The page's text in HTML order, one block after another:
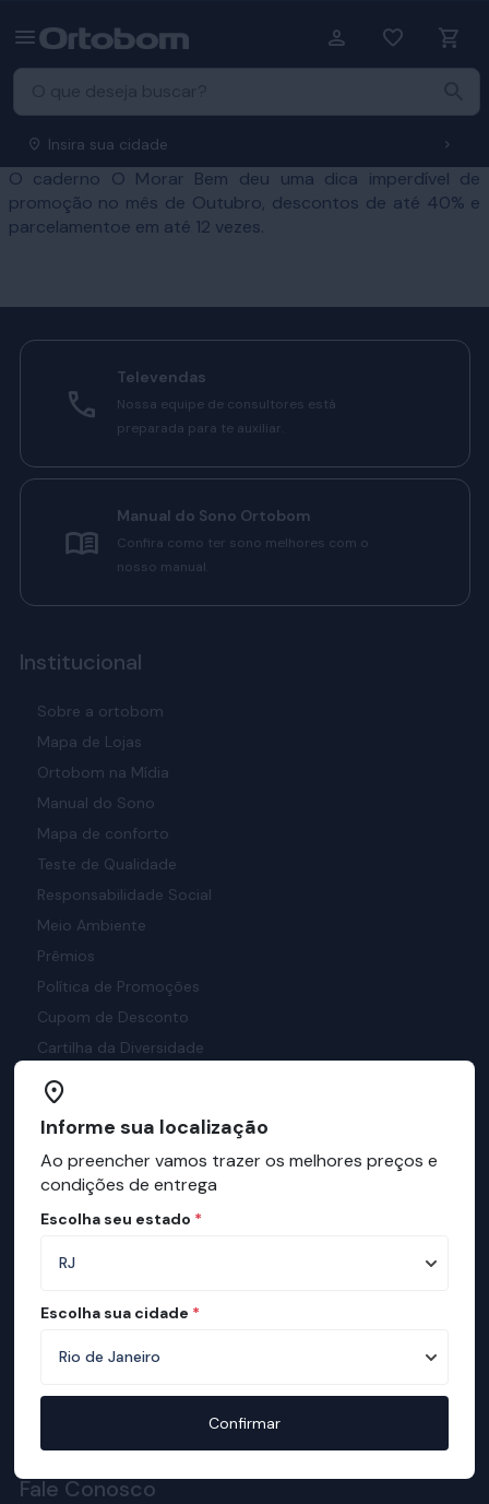
Insira sua cidade
O caderno O Morar Bem deu uma dica imperdível de
promoção no mês de Outubro, descontos de até 40% e
parcelamentoe em até 12 vezes.
Televendas
Nossa equipe de consultores está
preparada para te auxiliar.
Manual do Sono Ortobom
Confira como ter sono melhores com o
nosso manual.
Institucional
Sobre a ortobom
Mapa de Lojas
Ortobom na Mídia
Manual do Sono
Mapa de conforto
Teste de Qualidade
Responsabilidade Social
Meio Ambiente
Prêmios
Política de Promoções
Cupom de Desconto
Cartilha da Diversidade
Central do Cliente
Perguntas Frequentes
Prazos de Garantia
Fale Conosco
Informe sua localização
Ao preencher vamos trazer os melhores preços e
condições de entrega
Escolha seu estado *
Escolha sua cidade *
Confirmar